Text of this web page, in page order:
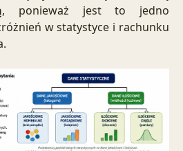
, ponieważ jest to jedno
w statystyce i rachunku